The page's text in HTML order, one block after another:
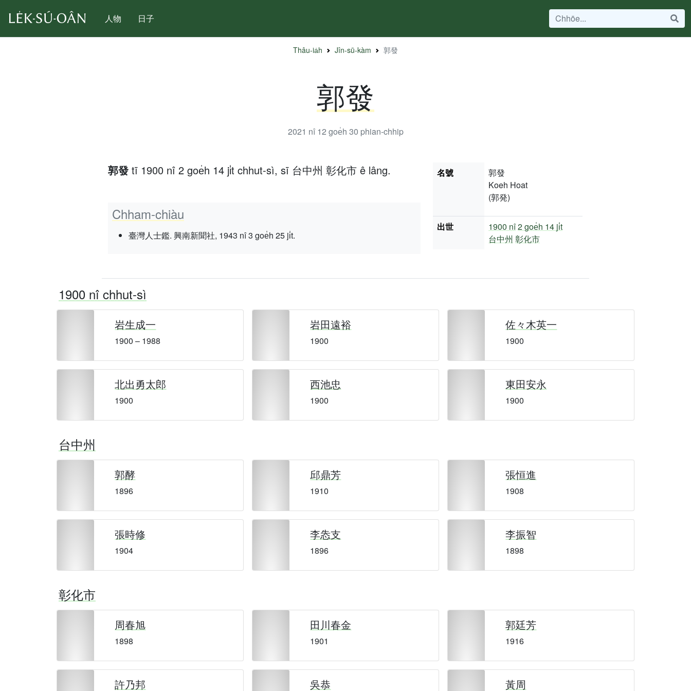
人物 日子
Thâu-ia̍h Jîn-sū-kàm 郭發
郭發
2021 nî 12 goe̍h 30 phian-chhip
郭發 tī 1900 nî 2 goe̍h 14 ji̍t chhut-sì, sī 台中州 彰化市 ê lâng.
Chham-chiàu
臺灣人士鑑. 興南新聞社, 1943 nî 3 goe̍h 25 ji̍t.
名號
郭發
Koeh Hoat
(郭発)
出世 1900 nî2 goe̍h 14 ji̍t
台中州 彰化市
1900 nî chhut-sì
岩生成一
1900 – 1988
岩田遠裕
1900
佐々木英一
1900
北出勇太郎
1900
西池忠
1900
東田安永
1900
台中州
郭酵
1896
邱鼎芳
1910
張恒進
1908
張時修
1904
李怣支
1896
李振智
1898
彰化市
周春旭
1898
田川春金
1901
郭廷芳
1916
許乃邦 吳恭 黃周